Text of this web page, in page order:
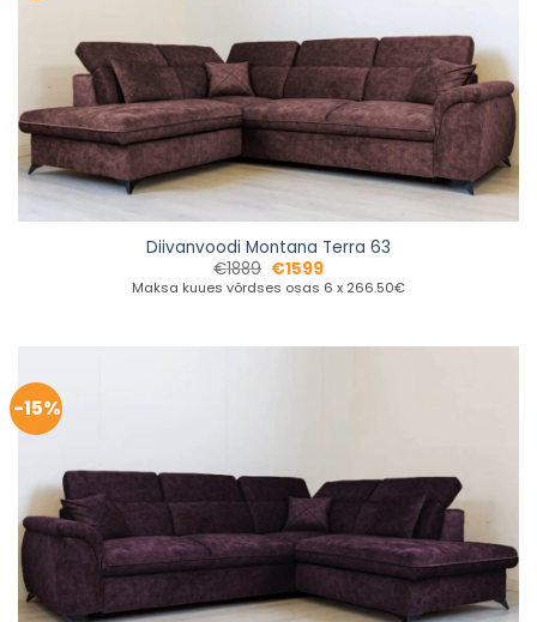
Diivanvoodi Montana Terra 63
€1889 €1599
Maksa kuues võrdses osas 6 x 266.50€
-15%